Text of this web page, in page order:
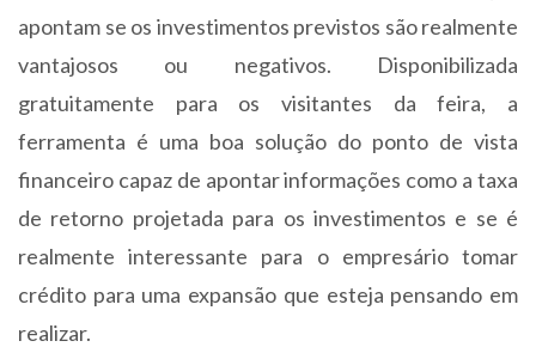
apontam se os investimentos previstos são realmente
vantajosos ou negativos. Disponibilizada
gratuitamente para os visitantes da feira, a
ferramenta é uma boa solução do ponto de vista
financeiro capaz de apontar informações como a taxa
de retorno projetada para os investimentos e se é
realmente interessante para o empresário tomar
crédito para uma expansão que esteja pensando em
realizar.